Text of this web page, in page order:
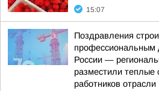
15:07
Поздравления
профессиональным
России —
разместили теплые
работников отрасли